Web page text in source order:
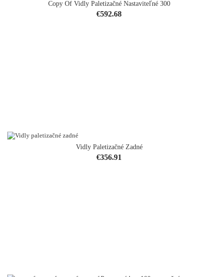
Copy Of Vidly Paletizačné Nastaviteľné 300
Price
€592.68
Vidly Paletizačné Zadné
Price
€356.91